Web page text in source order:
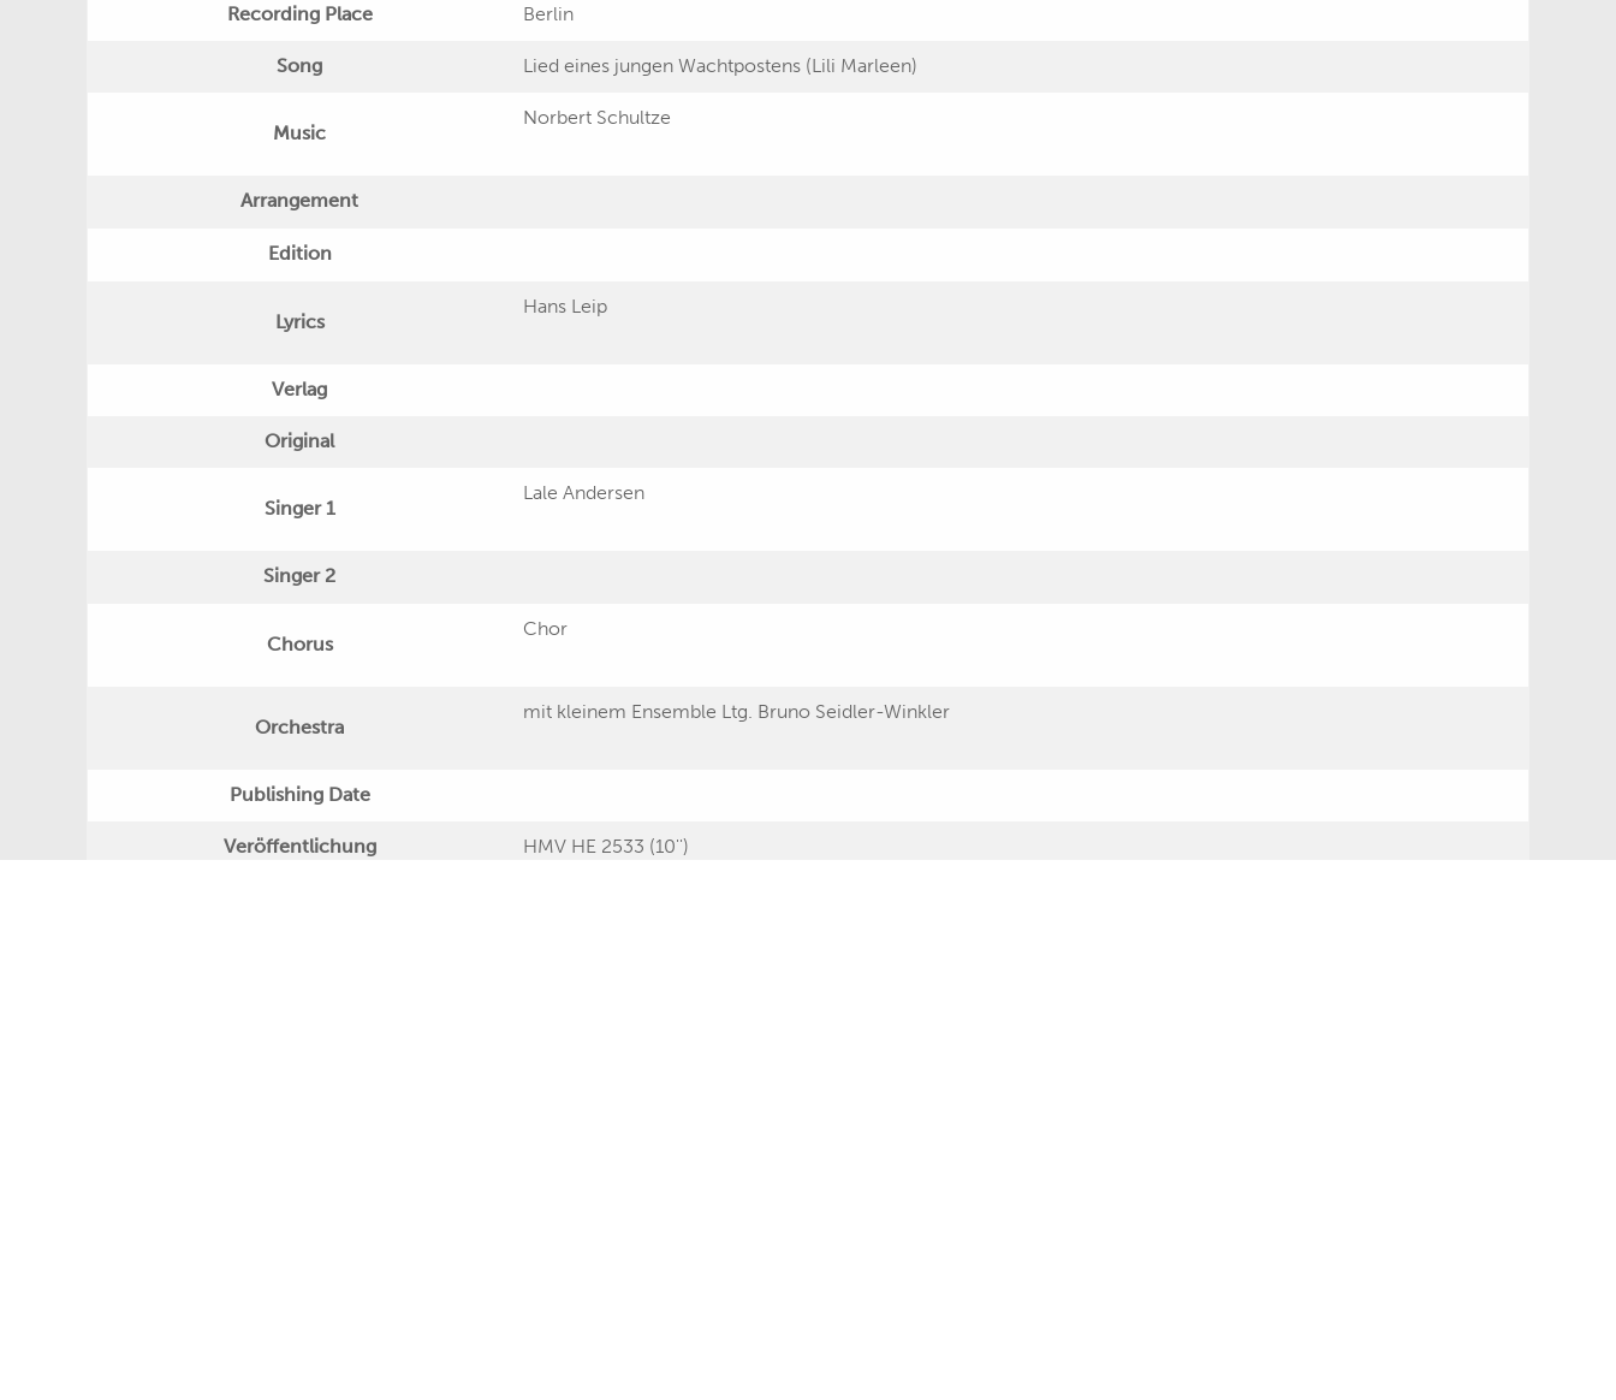
Recording Place Berlin
Song Lied eines jungen Wachtpostens (Lili Marleen)
Music
Norbert Schultze
Arrangement
Edition
Lyrics
Hans Leip
Verlag
Original
Singer 1
Lale Andersen
Singer 2
Chorus
Chor
Orchestra
mit kleinem Ensemble Ltg. Bruno Seidler-Winkler
Publishing Date
Veröffentlichung HMV HE 2533 (10'')